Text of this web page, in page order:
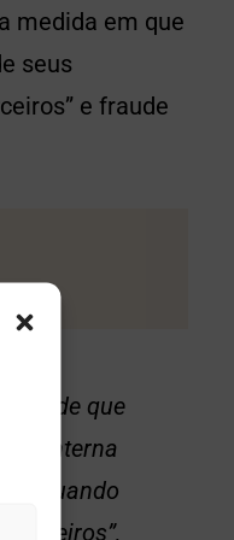
medida em que
seus
e fraude
de que
interna
quando
terceiros”,